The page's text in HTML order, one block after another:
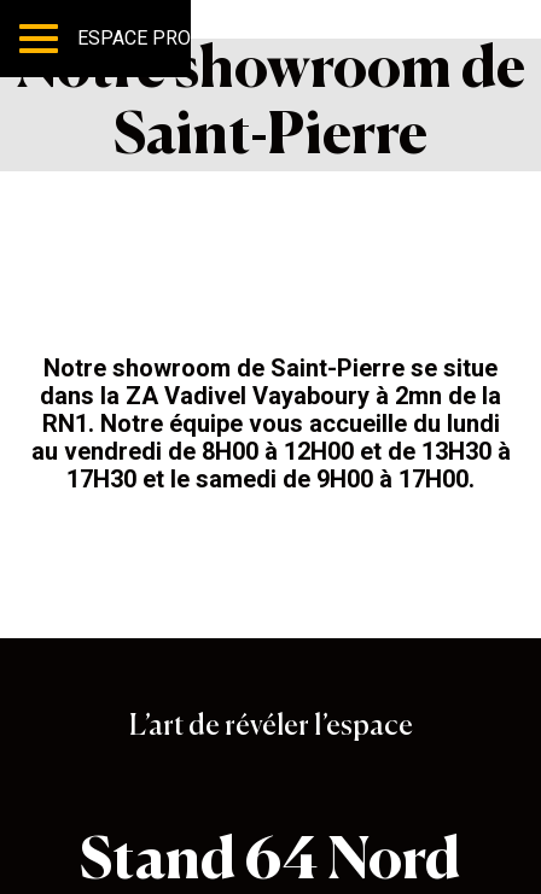
ESPACE PRO
Notre showroom de
Saint-Pierre
Notre showroom de Saint-Pierre se situe
dans la ZA Vadivel Vayaboury à 2mn de la
RN1. Notre équipe vous accueille du lundi
au vendredi de 8H00 à 12H00 et de 13H30 à
17H30 et le samedi de 9H00 à 17H00.
L’art de révéler l’espace
Stand 64 Nord